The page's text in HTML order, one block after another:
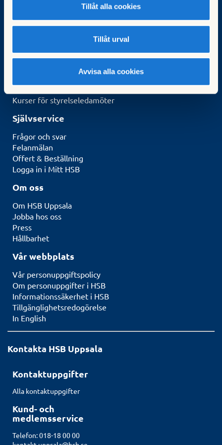
Tillåt alla cookies
Tillåt urval
Avvisa alla cookies
Bli medlem
Köp fastighetsförvaltning
Kunskapsbank
Kurser för styrelseledamöter
Självservice
Frågor och svar
Felanmälan
Offert & Beställning
Logga in i Mitt HSB
Om oss
Om HSB Uppsala
Jobba hos oss
Press
Hållbarhet
Vår webbplats
Vår personuppgiftspolicy
Om personuppgifter i HSB
Informationssäkerhet i HSB
Tillgänglighetsredogörelse
In English
Kontakta HSB Uppsala
Kontaktuppgifter
Alla kontaktuppgifter
Kund- och
medlemsservice
Telefon: 018-18 00 00